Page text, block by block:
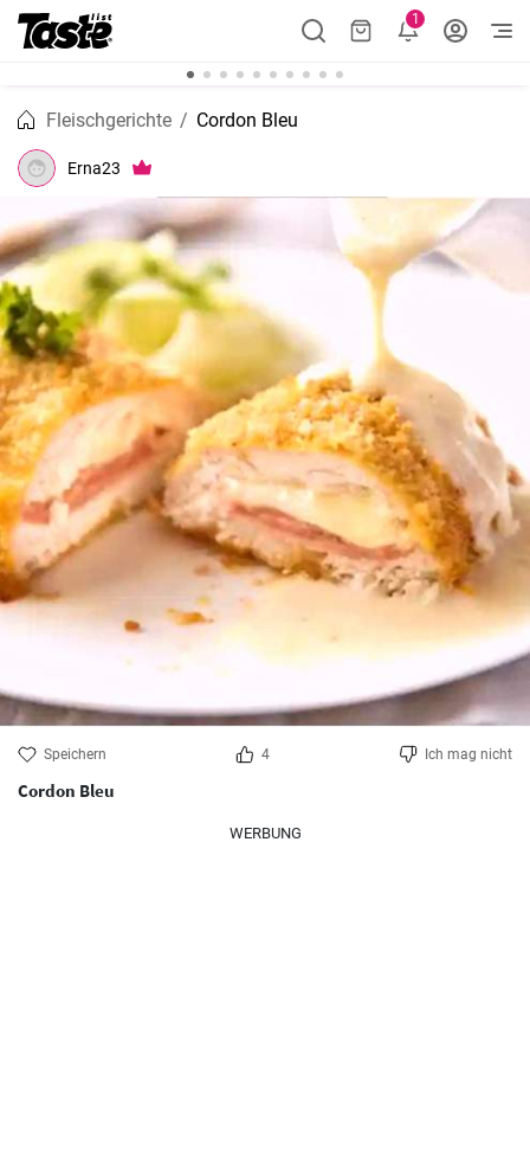
1
Fleischgerichte Cordon Bleu
Erna23
Speichern 4 Ich mag nicht
Cordon Bleu
WERBUNG